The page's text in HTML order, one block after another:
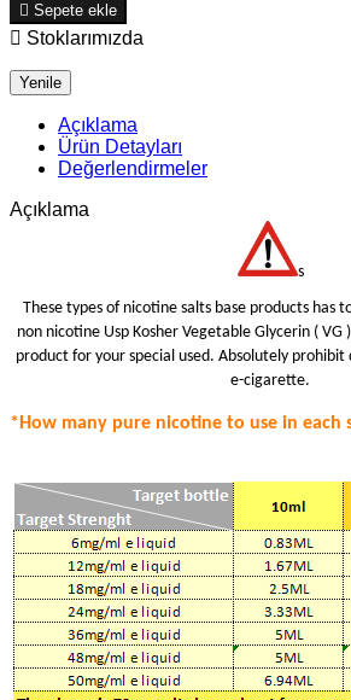
 Sepete ekle
 Stoklarımızda
Açıklama
Ürün Detayları
Değerlendirmeler
Açıklama
s
These types of nicotine salts base products has
non nicotine Usp Kosher Vegetable Glycerin ( VG
product for your special used. Absolutely prohibit
e-cigarette.
*How many pure nicotine to use in each